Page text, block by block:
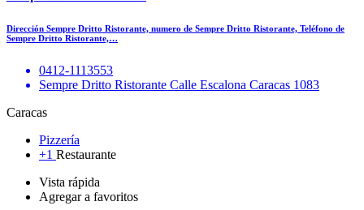
Dirección Sempre Dritto Ristorante, numero de Sempre Dritto Ristorante, Teléfono de
Sempre Dritto Ristorante,…
0412-1113553
Sempre Dritto Ristorante Calle Escalona Caracas 1083
Caracas
Pizzería
+1 Restaurante
Vista rápida
Agregar a favoritos